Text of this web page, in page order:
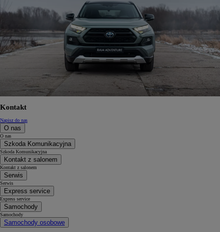
Kontakt
Napisz do nas
O nas
O nas
Szkoda Komunikacyjna
Szkoda Komunikacyjna
Kontakt z salonem
Kontakt z salonem
Serwis
Serwis
Express service
Express service
Samochody
Samochody
Samochody osobowe